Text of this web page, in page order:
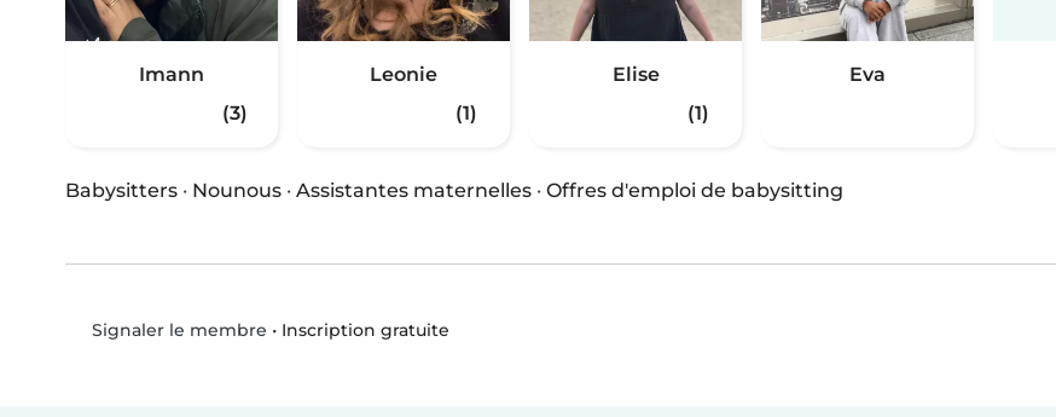
Imann
(3)
Leonie
(1)
Elise
(1)
Eva
Babysitters · Nounous · Assistantes maternelles · Offres d'emploi de babysitting
Signaler le membre • Inscription gratuite